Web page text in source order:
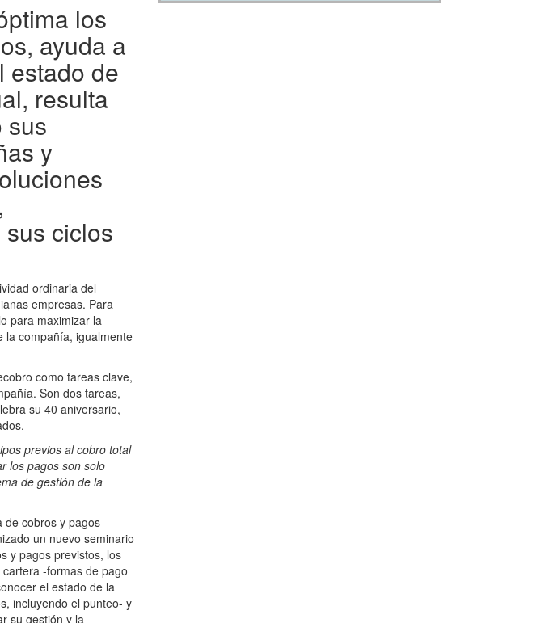
los
ayuda a
estado de
resulta
sus
y
ciclos
ordinaria del
empresas. Para
para maximizar la
la compañía, igualmente
como tareas clave,
Son dos tareas,
su 40 aniversario,
previos al cobro total
los pagos son solo
de gestión de la
de cobros y pagos
un nuevo seminario
y pagos previstos, los
-formas de pago
el estado de la
incluyendo el punteo- y
su gestión y la